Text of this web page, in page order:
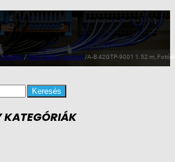
Bradley/Allen-Bradley érzékelő/A-B 42GTP-9001 1.52 m,
KATEGÓRIÁK